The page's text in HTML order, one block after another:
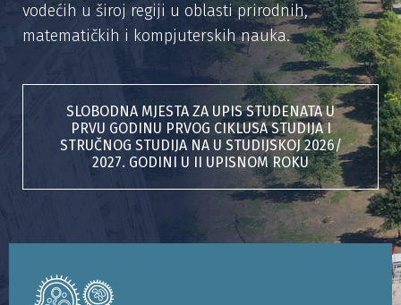
vodećih u široj regiji u oblasti prirodnih,
matematičkih i kompjuterskih nauka.
SLOBODNA MJESTA ZA UPIS STUDENATA U
PRVU GODINU PRVOG CIKLUSA STUDIJA I
STRUČNOG STUDIJA NA U STUDIJSKOJ 2026/
2027. GODINI U II UPISNOM ROKU